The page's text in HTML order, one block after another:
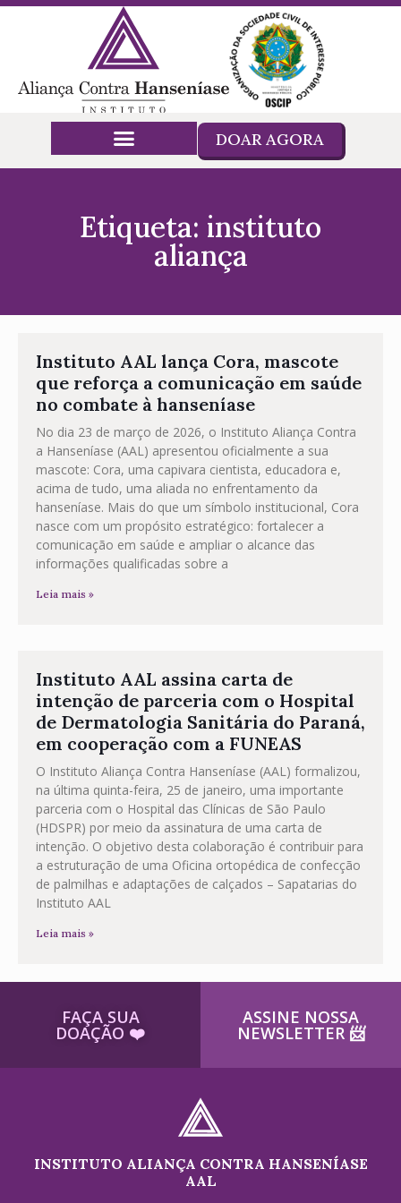
DOAR AGORA
Etiqueta: instituto
aliança
Instituto AAL lança Cora, mascote
que reforça a comunicação em saúde
no combate à hanseníase
No dia 23 de março de 2026, o Instituto Aliança Contra
a Hanseníase (AAL) apresentou oficialmente a sua
mascote: Cora, uma capivara cientista, educadora e,
acima de tudo, uma aliada no enfrentamento da
hanseníase. Mais do que um símbolo institucional, Cora
nasce com um propósito estratégico: fortalecer a
comunicação em saúde e ampliar o alcance das
informações qualificadas sobre a
Leia mais »
Instituto AAL assina carta de
intenção de parceria com o Hospital
de Dermatologia Sanitária do Paraná,
em cooperação com a FUNEAS
O Instituto Aliança Contra Hanseníase (AAL) formalizou,
na última quinta-feira, 25 de janeiro, uma importante
parceria com o Hospital das Clínicas de São Paulo
(HDSPR) por meio da assinatura de uma carta de
intenção. O objetivo desta colaboração é contribuir para
a estruturação de uma Oficina ortopédica de confecção
de palmilhas e adaptações de calçados – Sapatarias do
Instituto AAL
Leia mais »
FAÇA SUA
DOAÇÃO ​❤️
ASSINE NOSSA
NEWSLETTER ​📨
INSTITUTO ALIANÇA CONTRA HANSENÍASE
AAL